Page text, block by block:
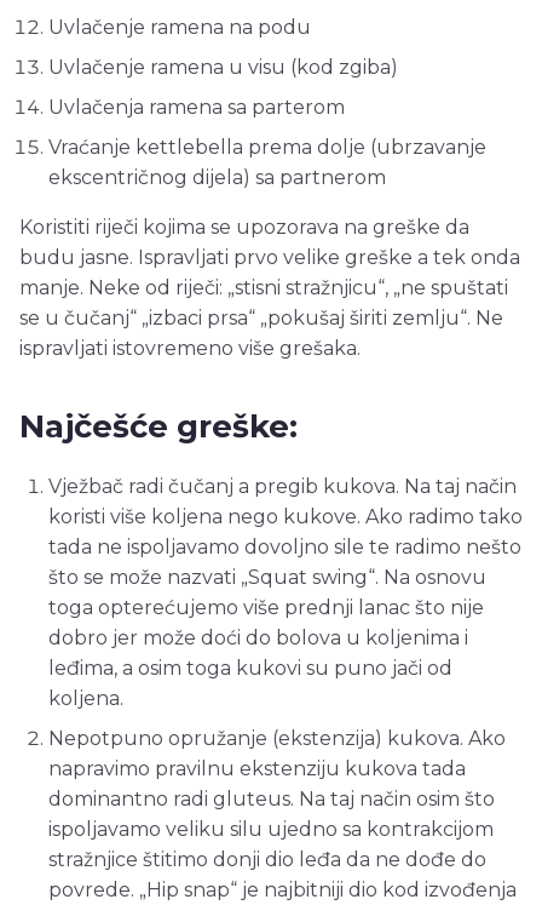
Uvlačenje ramena na podu
Uvlačenje ramena u visu (kod zgiba)
Uvlačenja ramena sa parterom
Vraćanje kettlebella prema dolje (ubrzavanje
ekscentričnog dijela) sa partnerom
Koristiti riječi kojima se upozorava na greške da
budu jasne. Ispravljati prvo velike greške a tek onda
manje. Neke od riječi: „stisni stražnjicu“, „ne spuštati
se u čučanj“ „izbaci prsa“ „pokušaj širiti zemlju“. Ne
ispravljati istovremeno više grešaka.
Najčešće greške:
Vježbač radi čučanj a pregib kukova. Na taj način
koristi više koljena nego kukove. Ako radimo tako
tada ne ispoljavamo dovoljno sile te radimo nešto
što se može nazvati „Squat swing“. Na osnovu
toga opterećujemo više prednji lanac što nije
dobro jer može doći do bolova u koljenima i
leđima, a osim toga kukovi su puno jači od
koljena.
Nepotpuno opružanje (ekstenzija) kukova. Ako
napravimo pravilnu ekstenziju kukova tada
dominantno radi gluteus. Na taj način osim što
ispoljavamo veliku silu ujedno sa kontrakcijom
stražnjice štitimo donji dio leđa da ne dođe do
povrede. „Hip snap“ je najbitniji dio kod izvođenja